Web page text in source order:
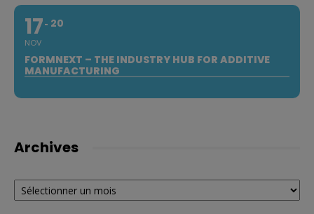
17
NOV
20
FORMNEXT – THE INDUSTRY HUB FOR ADDITIVE
MANUFACTURING
Archives
Archives